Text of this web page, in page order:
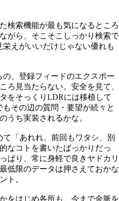
検索機能が最も気になるところ
がら、そこそこしっかり検索で
栄えがいいだけじゃない優れも
の、登録フィードのエクスポー
ろ見当たらない。安全を見て、
をそっくりLDRには移植して
その辺の質問・要望が続々と
うち実装されるかな。
「あれれ、前回もワタシ、別
なコトを書いたばっかりだっ
ぱり、常に身軽で良きヤドカリ
低限のデータは押さえておかな
ト。
をはじめ各所も、今まで金脈を